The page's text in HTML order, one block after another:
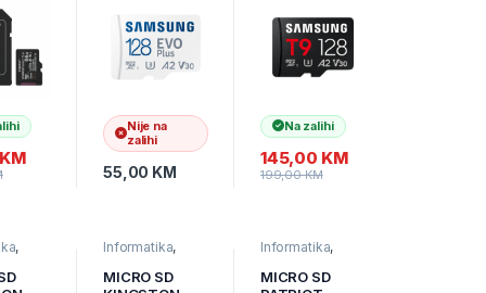
KM
MC128SA/EU
Read : up to
160MB/s Write
Nije na
zalihi
55,00 KM
Read,130MB/s
Write MB-
MH128T/WW
Na zalihi
145,00 KM
199,00KM
,
Informatika,
kartice, Pohrana
podataka
MICRO SD
Informatika,
kartice, Pohrana
podataka
MICRO SD